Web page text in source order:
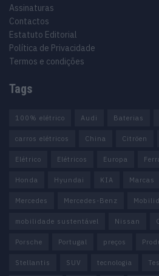
Assinaturas
Contactos
Estatuto Editorial
Política de Privacidade
Termos e condições
Tags
100% elétrico Audi Baterias
carros elétricos China Citröen
Elétrico Elétricos Europa
Honda Hyundai KIA Marcas
Mercedes Mercedes-Benz
mobilidade sustentável Nissan
Porsche Portugal preços
Stellantis SUV tecnologia